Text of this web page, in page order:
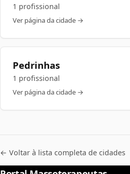
1 profissional
Ver página da cidade →
Pedrinhas
1 profissional
Ver página da cidade →
← Voltar à lista completa de cidades